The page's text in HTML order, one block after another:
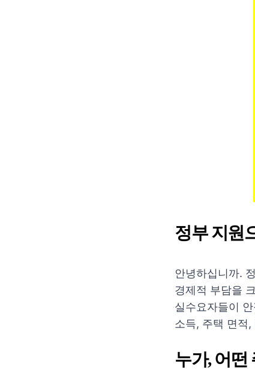
정부 지원
안녕하십니까.
경제적 부담을
실수요자들이
소득, 주택 면적
누가, 어떤